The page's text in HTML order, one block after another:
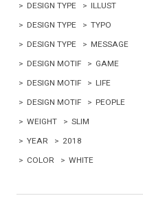
> DESIGN TYPE > ILLUST
> DESIGN TYPE > TYPO
> DESIGN TYPE > MESSAGE
> DESIGN MOTIF > GAME
> DESIGN MOTIF > LIFE
> DESIGN MOTIF > PEOPLE
> WEIGHT > SLIM
> YEAR > 2018
> COLOR > WHITE